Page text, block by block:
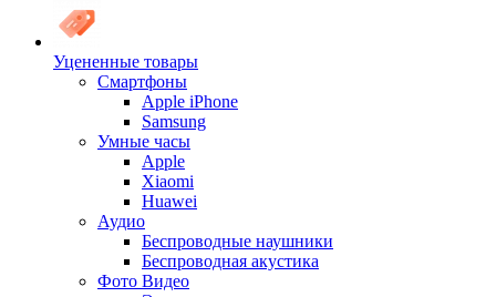
Уцененные товары
Cмартфоны
Apple iPhone
Samsung
Умные часы
Apple
Xiaomi
Huawei
Аудио
Беспроводные наушники
Беспроводная акустика
Фото Видео